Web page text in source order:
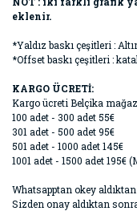
eklenir.
*Yaldız baskı çeşitleri :
*Offset baskı çeşitleri :
KARGO ÜCRETİ:
Kargo ücreti Belçika
100 adet - 300 adet 55€
301 adet - 500 adet 95€
501 adet - 1000 adet 145€
1001 adet - 1500 adet 195€
Whatsapptan okey
Sizden onay aldıktan